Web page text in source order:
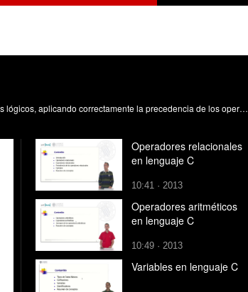
Introducir los operadores lógicos en lenguaje C. Saber componer expresiones utilizando operadores lógicos, aplicando correctamente la precedencia de los operadores. Gil Gómez, JA. (2013). Operadores lógicos en lenguaje C. https://riunet.upv.es/handle/10251/31131
Operadores relacionales
en lenguaje C
10:41 · 2013
Operadores aritméticos
en lenguaje C
10:49 · 2013
Variables en lenguaje C